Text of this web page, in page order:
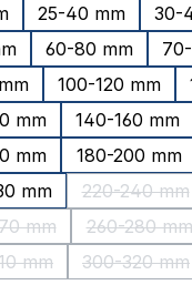
25-40 mm 30-
60-80 mm
100-120 mm
mm 140-160 mm
mm 180-200 mm
mm 220-240 mm
(Diese
mm
(Diese Option ist zurzeit
260-280 mm
(Diese
mm
(Diese Option ist zurzeit
300-320 mm
(Diese